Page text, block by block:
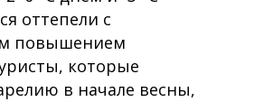
оттепели с
повышением
которые
в начале весны,